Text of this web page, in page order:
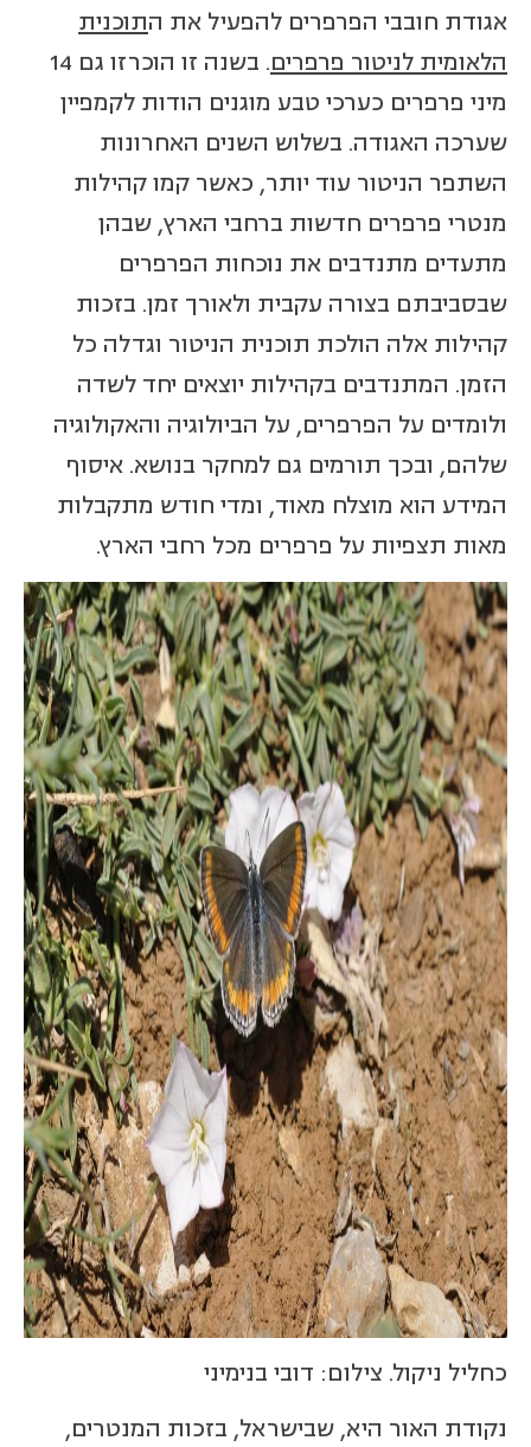
אגודת חובבי הפרפרים להפעיל את התוכנית
הלאומית לניטור פרפרים
. בשנה זו הוכרזו גם 14
מיני פרפרים כערכי טבע מוגנים הודות לקמפיין
שערכה האגודה. בשלוש השנים האחרונות
השתפר הניטור עוד יותר, כאשר קמו קהילות
מנטרי פרפרים חדשות ברחבי הארץ, שבהן
מתעדים מתנדבים את נוכחות הפרפרים
שבסביבתם בצורה עקבית ולאורך זמן. בזכות
קהילות אלה הולכת תוכנית הניטור וגדלה כל
הזמן. המתנדבים בקהילות יוצאים יחד לשדה
ולומדים על הפרפרים, על הביולוגיה והאקולוגיה
שלהם, ובכך תורמים גם למחקר בנושא. איסוף
המידע הוא מוצלח מאוד, ומדי חודש מתקבלות
מאות תצפיות על פרפרים מכל רחבי הארץ.
כחליל ניקול. צילום: דובי בנימיני
נקודת האור היא, שבישראל, בזכות המנטרים,